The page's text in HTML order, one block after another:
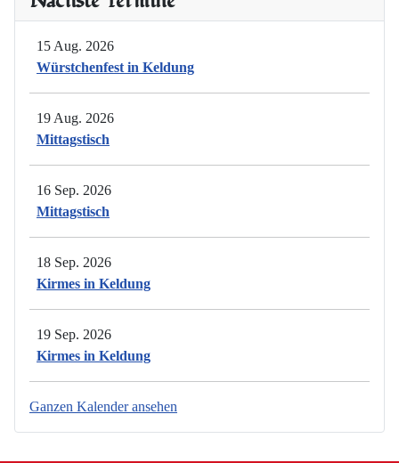
15 Aug. 2026
Würstchenfest in Keldung
19 Aug. 2026
Mittagstisch
16 Sep. 2026
Mittagstisch
18 Sep. 2026
Kirmes in Keldung
19 Sep. 2026
Kirmes in Keldung
Ganzen Kalender ansehen